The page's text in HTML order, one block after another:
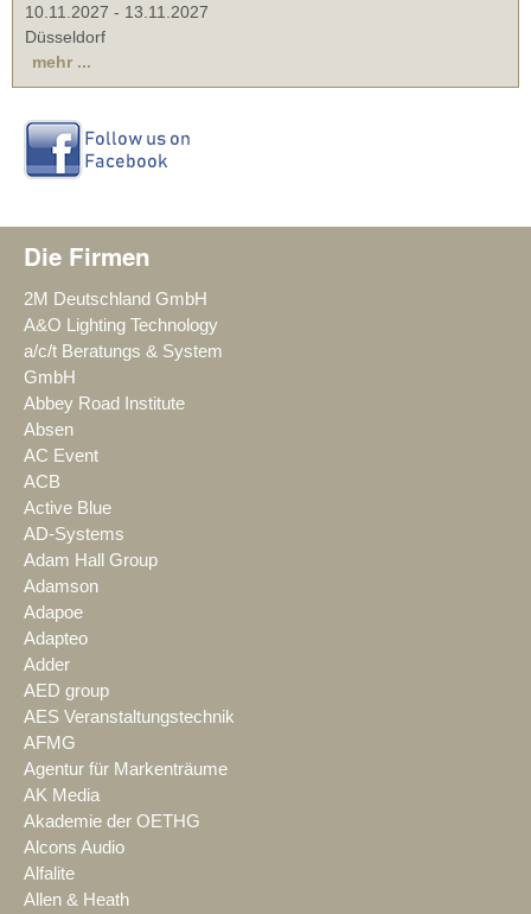
10.11.2027 - 13.11.2027
Düsseldorf
mehr ...
Die Firmen
2M Deutschland GmbH
A&O Lighting Technology
a/c/t Beratungs & System
GmbH
Abbey Road Institute
Absen
AC Event
ACB
Active Blue
AD-Systems
Adam Hall Group
Adamson
Adapoe
Adapteo
Adder
AED group
AES Veranstaltungstechnik
AFMG
Agentur für Markenträume
AK Media
Akademie der OETHG
Alcons Audio
Alfalite
Allen & Heath